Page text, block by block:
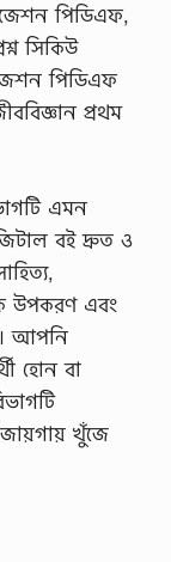
পিডিএফ,
সিকিউ
পিডিএফ
প্রথম
এমন
বই দ্রুত ও
উপকরণ এবং
আপনি
হোন বা
খুঁজে